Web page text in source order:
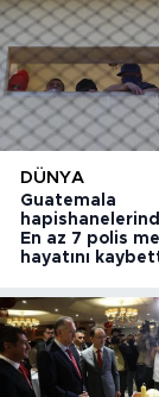
DÜNYA
Guatemala
En az 7 polis
hayatını